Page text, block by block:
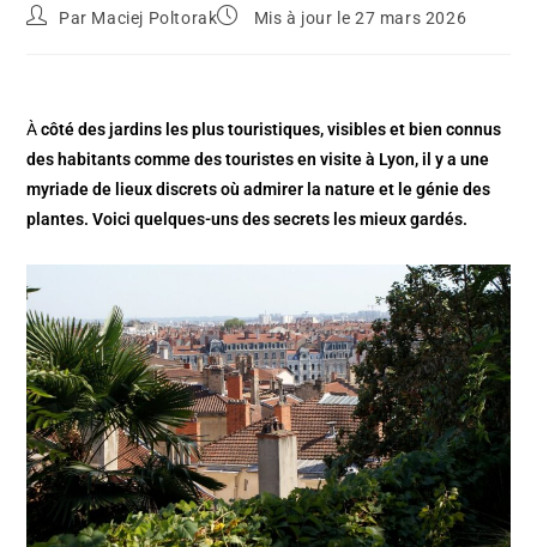
Par Maciej Poltorak Mis à jour le 27 mars 2026
Àcôté des jardins les plus touristiques, visibles et bien connus
des habitants comme des touristes en visite à Lyon, il y a une
myriade de lieux discrets où admirer la nature et le génie des
plantes. Voici quelques-uns des secrets les mieux gardés.